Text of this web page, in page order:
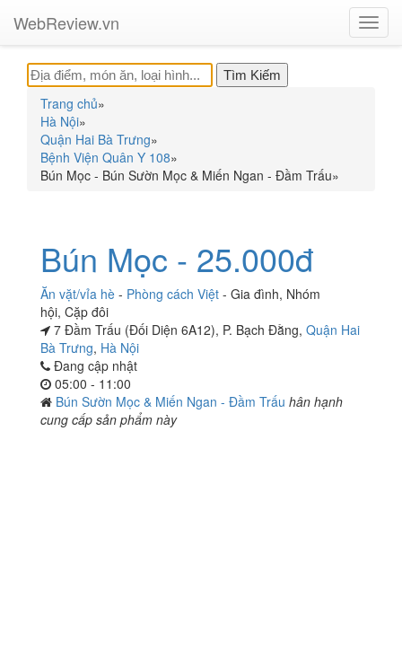
WebReview.vn
Trang chủ»
Hà Nội»
Quận Hai Bà Trưng»
Bệnh Viện Quân Y 108»
Bún Mọc - Bún Sườn Mọc & Miến Ngan - Đầm Trấu»
Bún Mọc - 25.000đ
Ăn vặt/vỉa hè - Phòng cách Việt - Gia đình, Nhóm
hội, Cặp đôi
7 Đầm Trấu (Đối Diện 6A12), P. Bạch Đằng, Quận Hai
Bà Trưng, Hà Nội
Đang cập nhật
05:00 - 11:00
Bún Sườn Mọc & Miến Ngan - Đầm Trấu hân hạnh
cung cấp sản phẩm này